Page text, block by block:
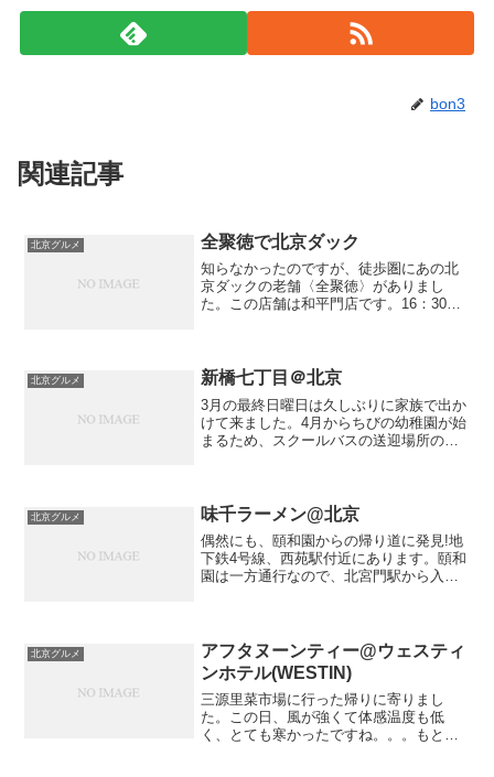
bon3
関連記事
北京グルメ 全聚徳で北京ダック
知らなかったのですが、徒歩圏にあの北
京ダックの老舗〈全聚徳〉がありまし
た。この店舗は和平門店です。16：30か
ころ、全く人が並んで...
北京グルメ 新橋七丁目＠北京
3月の最終日曜日は久しぶりに家族で出か
けて来ました。4月からちびの幼稚園が始
まるため、スクールバスの送迎場所の確
曜日は休業でした。そ...
北京グルメ 味千ラーメン@北京
偶然にも、頤和園からの帰り道に発見!地
下鉄4号線、西苑駅付近にあります。頤和
園は一方通行なので、北宮門駅から入っ
ャーシュー麺ですが、...
北京グルメ
アフタヌーンティー@ウェスティ
ンホテル(WESTIN)
三源里菜市場に行った帰りに寄りまし
た。この日、風が強くて体感温度も低
く、とても寒かったですね。。。もとも